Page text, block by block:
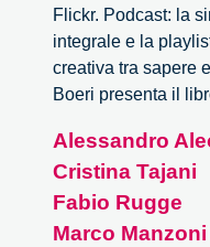
Flickr. Podcast: la
integrale e la
creativa tra sapere
Boeri presenta il
Alessandro
Cristina Tajani
Fabio Rugge
Marco Manzoni